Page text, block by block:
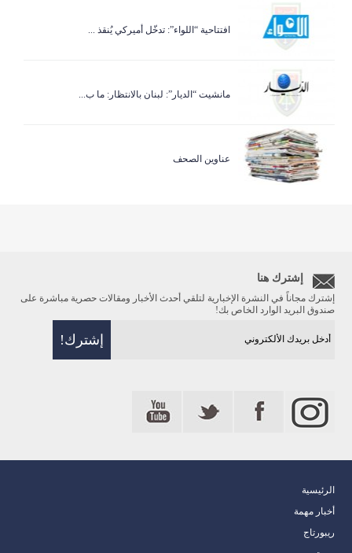
افتتاحية “اللواء”: تدخّل أميركي يُنقذ ...
مانشيت “الديار”: لبنان بالانتظار: ما ب...
عناوين الصحف
إشترك هنا
إشترك مجاناً في النشرة الإخبارية لتلقي أحدث الأخبار ومقالات حصرية مباشرة على
صندوق البريد الوارد الخاص بك!
الرئيسية
أخبار مهمة
ريبورتاج